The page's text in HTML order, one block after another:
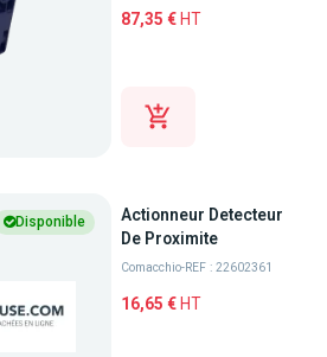
87,35 € HT
Disponible
Actionneur Detecteur
De Proximite
Comacchio-REF : 22602361
16,65 € HT